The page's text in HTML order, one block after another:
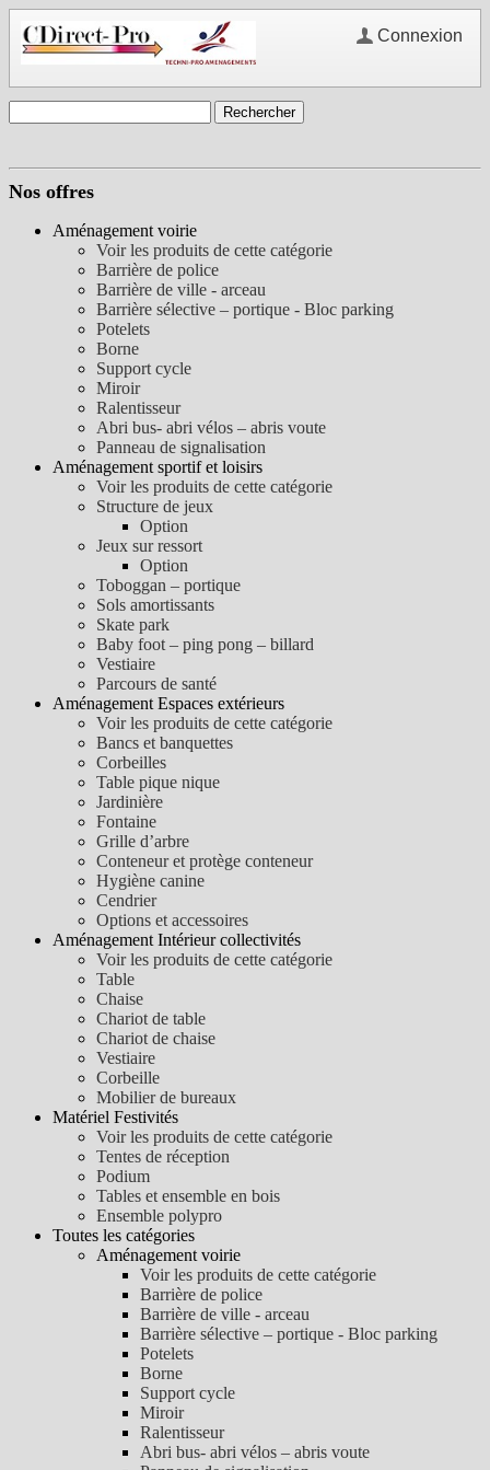
Connexion
Nos offres
Aménagement voirie
Voir les produits de cette catégorie
Barrière de police
Barrière de ville - arceau
Barrière sélective – portique - Bloc parking
Potelets
Borne
Support cycle
Miroir
Ralentisseur
Abri bus- abri vélos – abris voute
Panneau de signalisation
Aménagement sportif et loisirs
Voir les produits de cette catégorie
Structure de jeux
Option
Jeux sur ressort
Option
Toboggan – portique
Sols amortissants
Skate park
Baby foot – ping pong – billard
Vestiaire
Parcours de santé
Aménagement Espaces extérieurs
Voir les produits de cette catégorie
Bancs et banquettes
Corbeilles
Table pique nique
Jardinière
Fontaine
Grille d’arbre
Conteneur et protège conteneur
Hygiène canine
Cendrier
Options et accessoires
Aménagement Intérieur collectivités
Voir les produits de cette catégorie
Table
Chaise
Chariot de table
Chariot de chaise
Vestiaire
Corbeille
Mobilier de bureaux
Matériel Festivités
Voir les produits de cette catégorie
Tentes de réception
Podium
Tables et ensemble en bois
Ensemble polypro
Toutes les catégories
Aménagement voirie
Voir les produits de cette catégorie
Barrière de police
Barrière de ville - arceau
Barrière sélective – portique - Bloc parking
Potelets
Borne
Support cycle
Miroir
Ralentisseur
Abri bus- abri vélos – abris voute